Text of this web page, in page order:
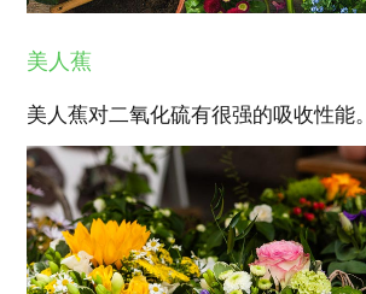
美人蕉
美人蕉对二氧化硫有很强的吸收性能。